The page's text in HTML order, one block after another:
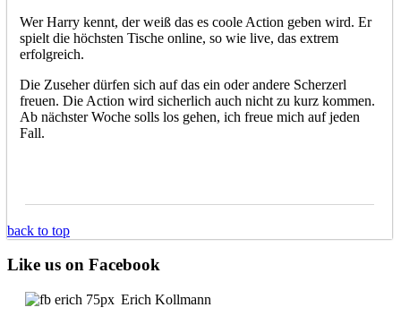
Wer Harry kennt, der weiß das es coole Action geben wird. Er
spielt die höchsten Tische online, so wie live, das extrem
erfolgreich.
Die Zuseher dürfen sich auf das ein oder andere Scherzerl
freuen. Die Action wird sicherlich auch nicht zu kurz kommen.
Ab nächster Woche solls los gehen, ich freue mich auf jeden
Fall.
back to top
Like us on Facebook
Erich Kollmann